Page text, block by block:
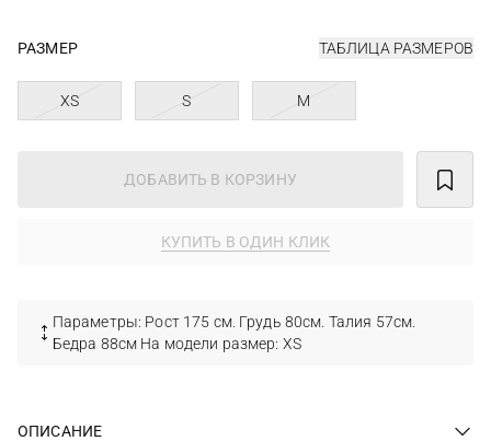
РАЗМЕР ТАБЛИЦА РАЗМЕРОВ
XS S M
ДОБАВИТЬ В КОРЗИНУ
КУПИТЬ В ОДИН КЛИК
Параметры: Рост 175 см. Грудь 80см. Талия 57см.
Бедра 88см На модели размер: XS
ОПИСАНИЕ